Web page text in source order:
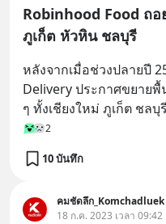
Robinhood Food ถ
ภูเก็ต หัวหิน ชลบุรี
หลังจากเมื่อช่วงปลายปี
Delivery ประกาศขยาย
ๆ ทั้งเชียงใหม่ ภูเก็ต ชล
2
10 บันทึก
คมชัดลึก_Komchadluek
18 ก.ค. 2023 เวลา 09:42